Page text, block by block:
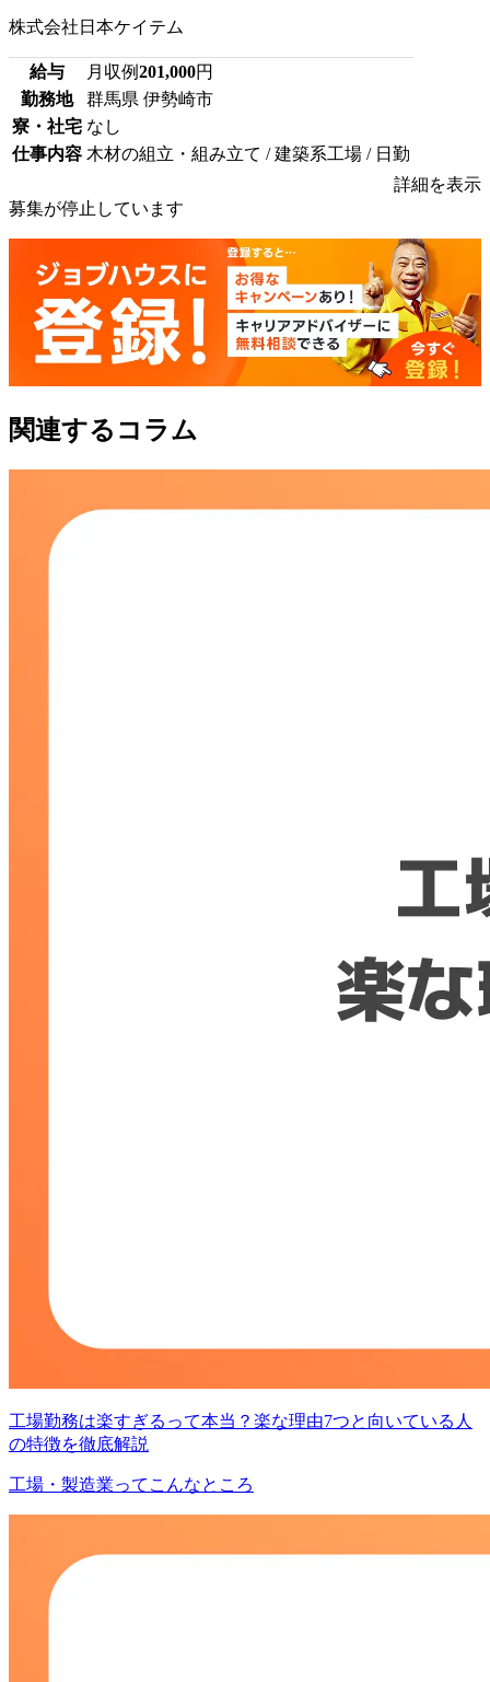
株式会社日本ケイテム
給与 月収例201,000円
勤務地
群馬県 伊勢崎市
寮・社宅 なし
仕事内容 木材の組立・組み立て / 建築系工場 / 日勤
詳細を表示
募集が停止しています
関連するコラム
工場勤務は楽すぎるって本当？楽な理由7つと向いている人
の特徴を徹底解説
工場・製造業ってこんなところ